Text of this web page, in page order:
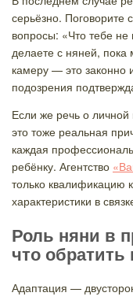
серьёзно. Поговорите
вопросы: «Что тебе не
делаете с няней,
камеру — это законно
подозрения
Если же речь о
это тоже реальная
каждая
ребёнку. Агентство
только квалификацию
характеристики в
Роль няни в
что
Адаптация —